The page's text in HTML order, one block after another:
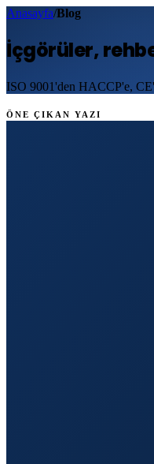
Anasayfa/Blog
İçgörüler,
ISO 9001'den HACCP'e,
ÖNE ÇIKAN YAZI